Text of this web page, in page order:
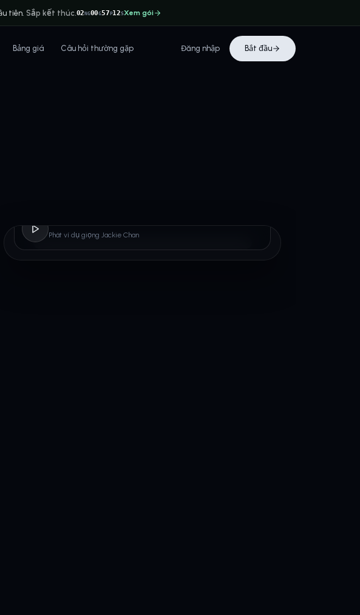
tiên. Sắp kết thúc.02NG00G57P12SXem gói
Bảng giá Câu hỏi thường gặp Đăng nhập Bắt đầu
Phát ví dụ giọng Jackie Chan